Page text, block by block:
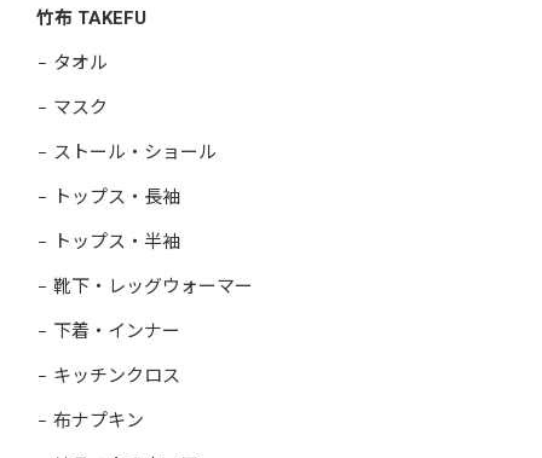
竹布 TAKEFU
タオル
マスク
ストール・ショール
トップス・長袖
トップス・半袖
靴下・レッグウォーマー
下着・インナー
キッチンクロス
布ナプキン